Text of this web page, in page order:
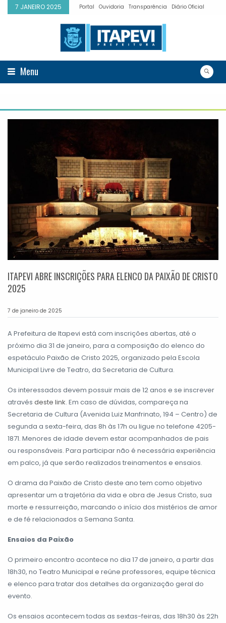
7 JANEIRO 2025 Portal Ouvidoria Transparência Diário Oficial
Menu
ITAPEVI ABRE INSCRIÇÕES PARA ELENCO DA PAIXÃO DE CRISTO
2025
7 de janeiro de 2025
A Prefeitura de Itapevi está com inscrições abertas, até o
próximo dia 31 de janeiro, para a composição do elenco do
espetáculo Paixão de Cristo 2025, organizado pela Escola
Municipal Livre de Teatro, da Secretaria de Cultura.
Os interessados devem possuir mais de 12 anos e se inscrever
através deste link. Em caso de dúvidas, compareça na
Secretaria de Cultura (Avenida Luiz Manfrinato, 194 – Centro) de
segunda a sexta-feira, das 8h às 17h ou ligue no telefone 4205-
1871. Menores de idade devem estar acompanhados de pais
ou responsáveis. Para participar não é necessária experiência
em palco, já que serão realizados treinamentos e ensaios.
O drama da Paixão de Cristo deste ano tem como objetivo
apresentar um a trajetória da vida e obra de Jesus Cristo, sua
morte e ressurreição, marcando o início dos mistérios de amor
e de fé relacionados a Semana Santa.
Ensaios da Paixão
O primeiro encontro acontece no dia 17 de janeiro, a partir das
18h30, no Teatro Municipal e reúne professores, equipe técnica
e elenco para tratar dos detalhes da organização geral do
evento.
Os ensaios acontecem todas as sextas-feiras, das 18h30 às 22h